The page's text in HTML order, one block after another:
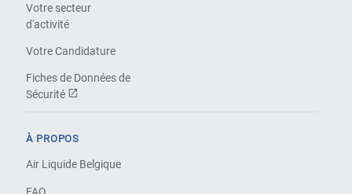
Votre secteur
d'activité
Votre Candidature
Fiches de Données de
Sécurité
À PROPOS
Air Liquide Belgique
FAQ